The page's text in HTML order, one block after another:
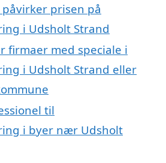
prisen på
i Udsholt Strand
firmaer med speciale i
i Udsholt Strand eller
til
i byer nær Udsholt